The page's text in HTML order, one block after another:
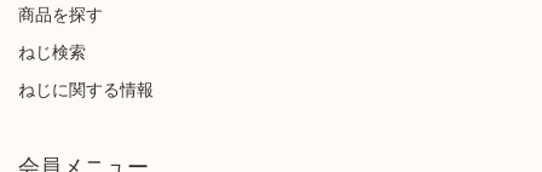
商品を探す
ねじ検索
ねじに関する情報